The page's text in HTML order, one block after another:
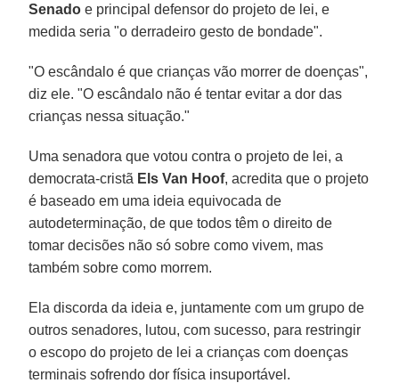
Senado e principal defensor do projeto de lei, e
medida seria "o derradeiro gesto de bondade".
"O escândalo é que crianças vão morrer de doenças",
diz ele. "O escândalo não é tentar evitar a dor das
crianças nessa situação."
Uma senadora que votou contra o projeto de lei, a
democrata-cristã Els Van Hoof, acredita que o projeto
é baseado em uma ideia equivocada de
autodeterminação, de que todos têm o direito de
tomar decisões não só sobre como vivem, mas
também sobre como morrem.
Ela discorda da ideia e, juntamente com um grupo de
outros senadores, lutou, com sucesso, para restringir
o escopo do projeto de lei a crianças com doenças
terminais sofrendo dor física insuportável.